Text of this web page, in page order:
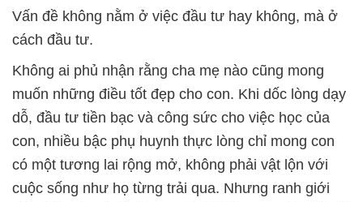
Vấn đề không nằm ở việc đầu tư hay không, mà ở
cách đầu tư.
Không ai phủ nhận rằng cha mẹ nào cũng mong
muốn những điều tốt đẹp cho con. Khi dốc lòng dạy
dỗ, đầu tư tiền bạc và công sức cho việc học của
con, nhiều bậc phụ huynh thực lòng chỉ mong con
có một tương lai rộng mở, không phải vật lộn với
cuộc sống như họ từng trải qua. Nhưng ranh giới